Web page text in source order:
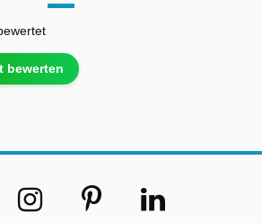
bewerten